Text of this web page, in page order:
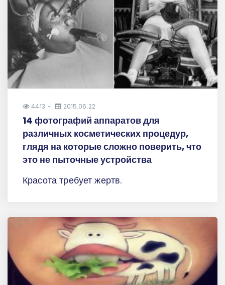
4413 2015.06.22
14 фотографий аппаратов для
различных косметических процедур,
глядя на которые сложно поверить, что
это не пыточные устройства
Красота требует жертв.